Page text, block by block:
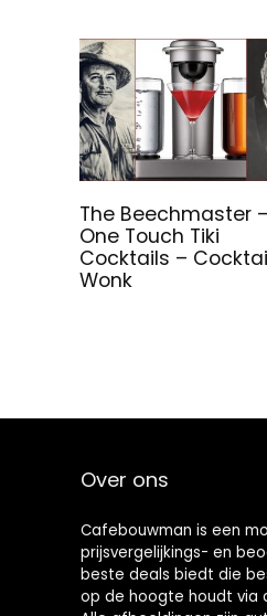
The Beechmaster –
One Touch Tiki
Cocktails –
Wonk
Over ons
Cafebouwman is een
prijsvergelijkings- en
beste deals biedt die
op de hoogte houdt via